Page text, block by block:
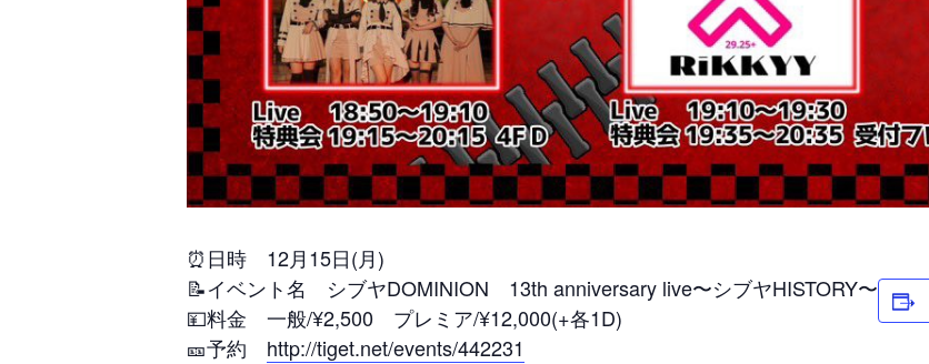
⏰日時 12月15日(月)
📝イベント名 シブヤDOMINION 13th anniversary live〜シブヤHISTORY〜
💴料金 一般/¥2,500 プレミア/¥12,000(+各1D)
🎫予約 http://tiget.net/events/442231